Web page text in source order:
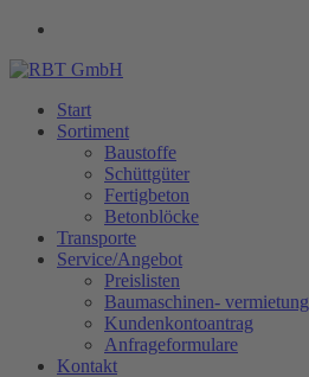
Start
Sortiment
Baustoffe
Schüttgüter
Fertigbeton
Betonblöcke
Transporte
Service/Angebot
Preislisten
Baumaschinen- vermietung
Kundenkontoantrag
Anfrageformulare
Kontakt